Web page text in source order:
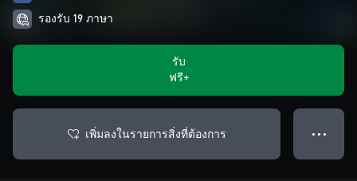
รองรับ 19 ภาษา
รับ
ฟรี+
เพิ่มลงในรายการสิ่งที่ต้องการ ● ● ●